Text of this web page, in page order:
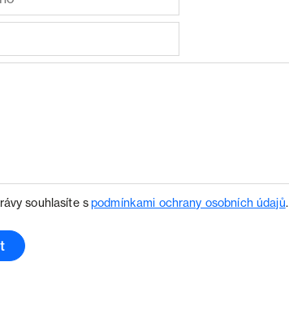
souhlasíte spodmínkami ochrany osobních údajů.